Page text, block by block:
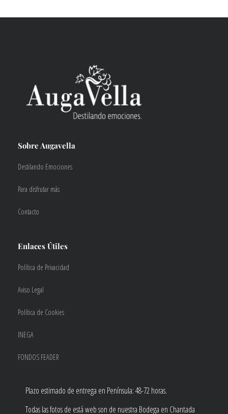
Sobre Augavella
Destilando Emociones
Para disfrutar más
Contacto
Enlaces Útiles
Política de Privacidad
Aviso Legal
Política de Cookies
INEGA
FONDOS FEADER
Plazo estimado de entrega en Península: 48-72 horas.
Todas las fotos de está web son de nuestra Bodega en Chantada